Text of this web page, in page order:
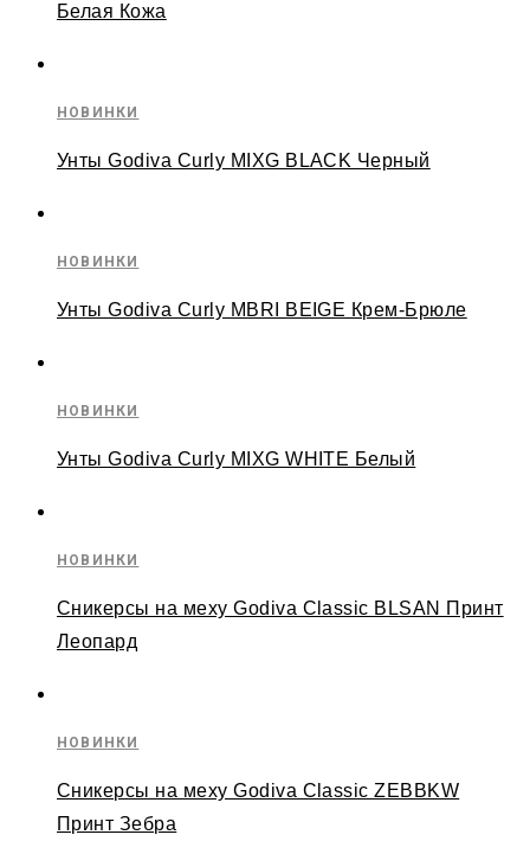
Белая Кожа
НОВИНКИ
Унты Godiva Curly MIXG BLACK Черный
НОВИНКИ
Унты Godiva Curly MBRI BEIGE Крем-Брюле
НОВИНКИ
Унты Godiva Curly MIXG WHITE Белый
НОВИНКИ
Сникерсы на меху Godiva Classic BLSAN Принт
Леопард
НОВИНКИ
Сникерсы на меху Godiva Classic ZEBBKW
Принт Зебра